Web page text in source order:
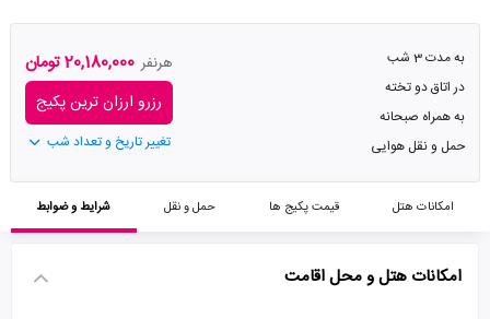
به مدت 3 شب
در اتاق دو تخته
به همراه صبحانه
حمل و نقل هوایی
هرنفر 20,180,000 تومان
رزرو ارزان ترین پکیج
تغییر تاریخ و تعداد شب
امکانات هتل قیمت پکیج ها حمل و نقل شرایط و ضوابط
امکانات هتل و محل اقامت